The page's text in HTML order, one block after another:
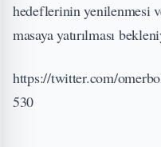
hedeflerinin yenilenmesi
masaya yatırılması
https://twitter.com/
530